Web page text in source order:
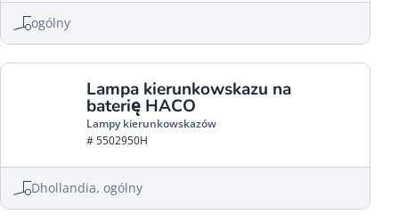
ogólny
Lampa kierunkowskazu na
baterię HACO
Lampy kierunkowskazów
# 5502950H
Dhollandia, ogólny